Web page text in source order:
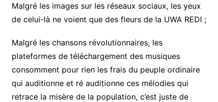
Malgré les images sur les réseaux sociaux, les yeux
de celui-là ne voient que des fleurs de la UWA REDI ;
Malgré les chansons révolutionnaires, les
plateformes de téléchargement des musiques
consomment pour rien les frais du peuple ordinaire
qui auditionne et ré auditionne ces mélodies qui
retrace la misère de la population, c’est juste de